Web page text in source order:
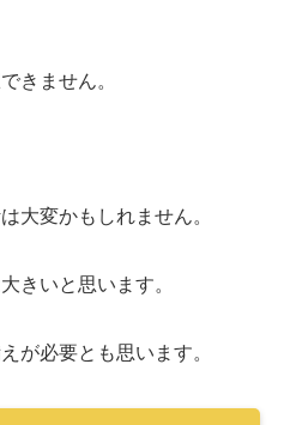
きません。
大変かもしれません。
きいと思います。
が必要とも思います。